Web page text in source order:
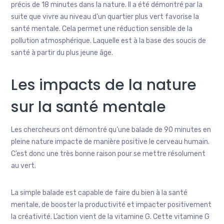
précis de 18 minutes dans la nature. Il a été démontré par la
suite que vivre au niveau d’un quartier plus vert favorise la
santé mentale. Cela permet une réduction sensible de la
pollution atmosphérique. Laquelle est à la base des soucis de
santé à partir du plus jeune âge.
Les impacts de la nature
sur la santé mentale
Les chercheurs ont démontré qu’une balade de 90 minutes en
pleine nature impacte de manière positive le cerveau humain.
C’est donc une très bonne raison pour se mettre résolument
au vert.
La simple balade est capable de faire du bien à la santé
mentale, de booster la productivité et impacter positivement
la créativité. L’action vient de la vitamine G. Cette vitamine G